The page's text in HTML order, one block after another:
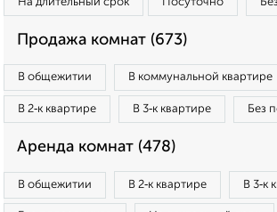
Продажа комнат (673)
В общежитии В коммунальной квартире
В 2‑к квартире В 3‑к квартире Без
Аренда комнат (478)
В общежитии В 2‑к квартире В 3‑к